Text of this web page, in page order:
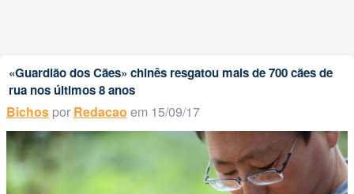
«Guardião dos Cães» chinês resgatou mais de 700 cães de
rua nos últimos 8 anos
Bichos por Redacao em 15/09/17